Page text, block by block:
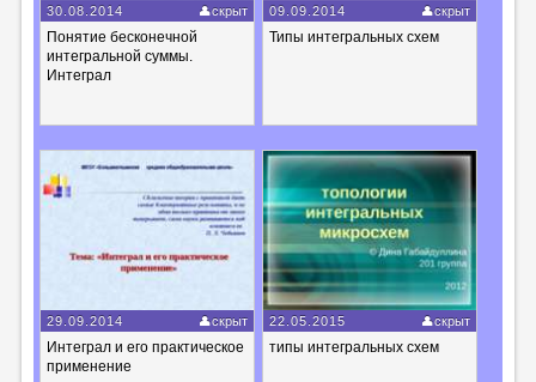
30.08.2014 скрыт
Понятие бесконечной
интегральной суммы.
Интеграл
09.09.2014 скрыт
Типы интегральных схем
29.09.2014 скрыт
Интеграл и его практическое
применение
22.05.2015 скрыт
типы интегральных схем